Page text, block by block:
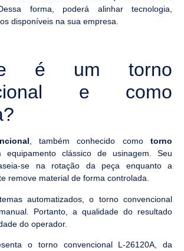
forma, poderá alinhar tecnologia,
disponíveis na sua empresa.
é um torno
e como
, também conhecido comotorno
clássico de usinagem. Seu
se na rotação da peça enquanto a
remove material de forma controlada.
automatizados, o torno convencional
Portanto, a qualidade do resultado
do operador.
o torno convencional L-26120A, da